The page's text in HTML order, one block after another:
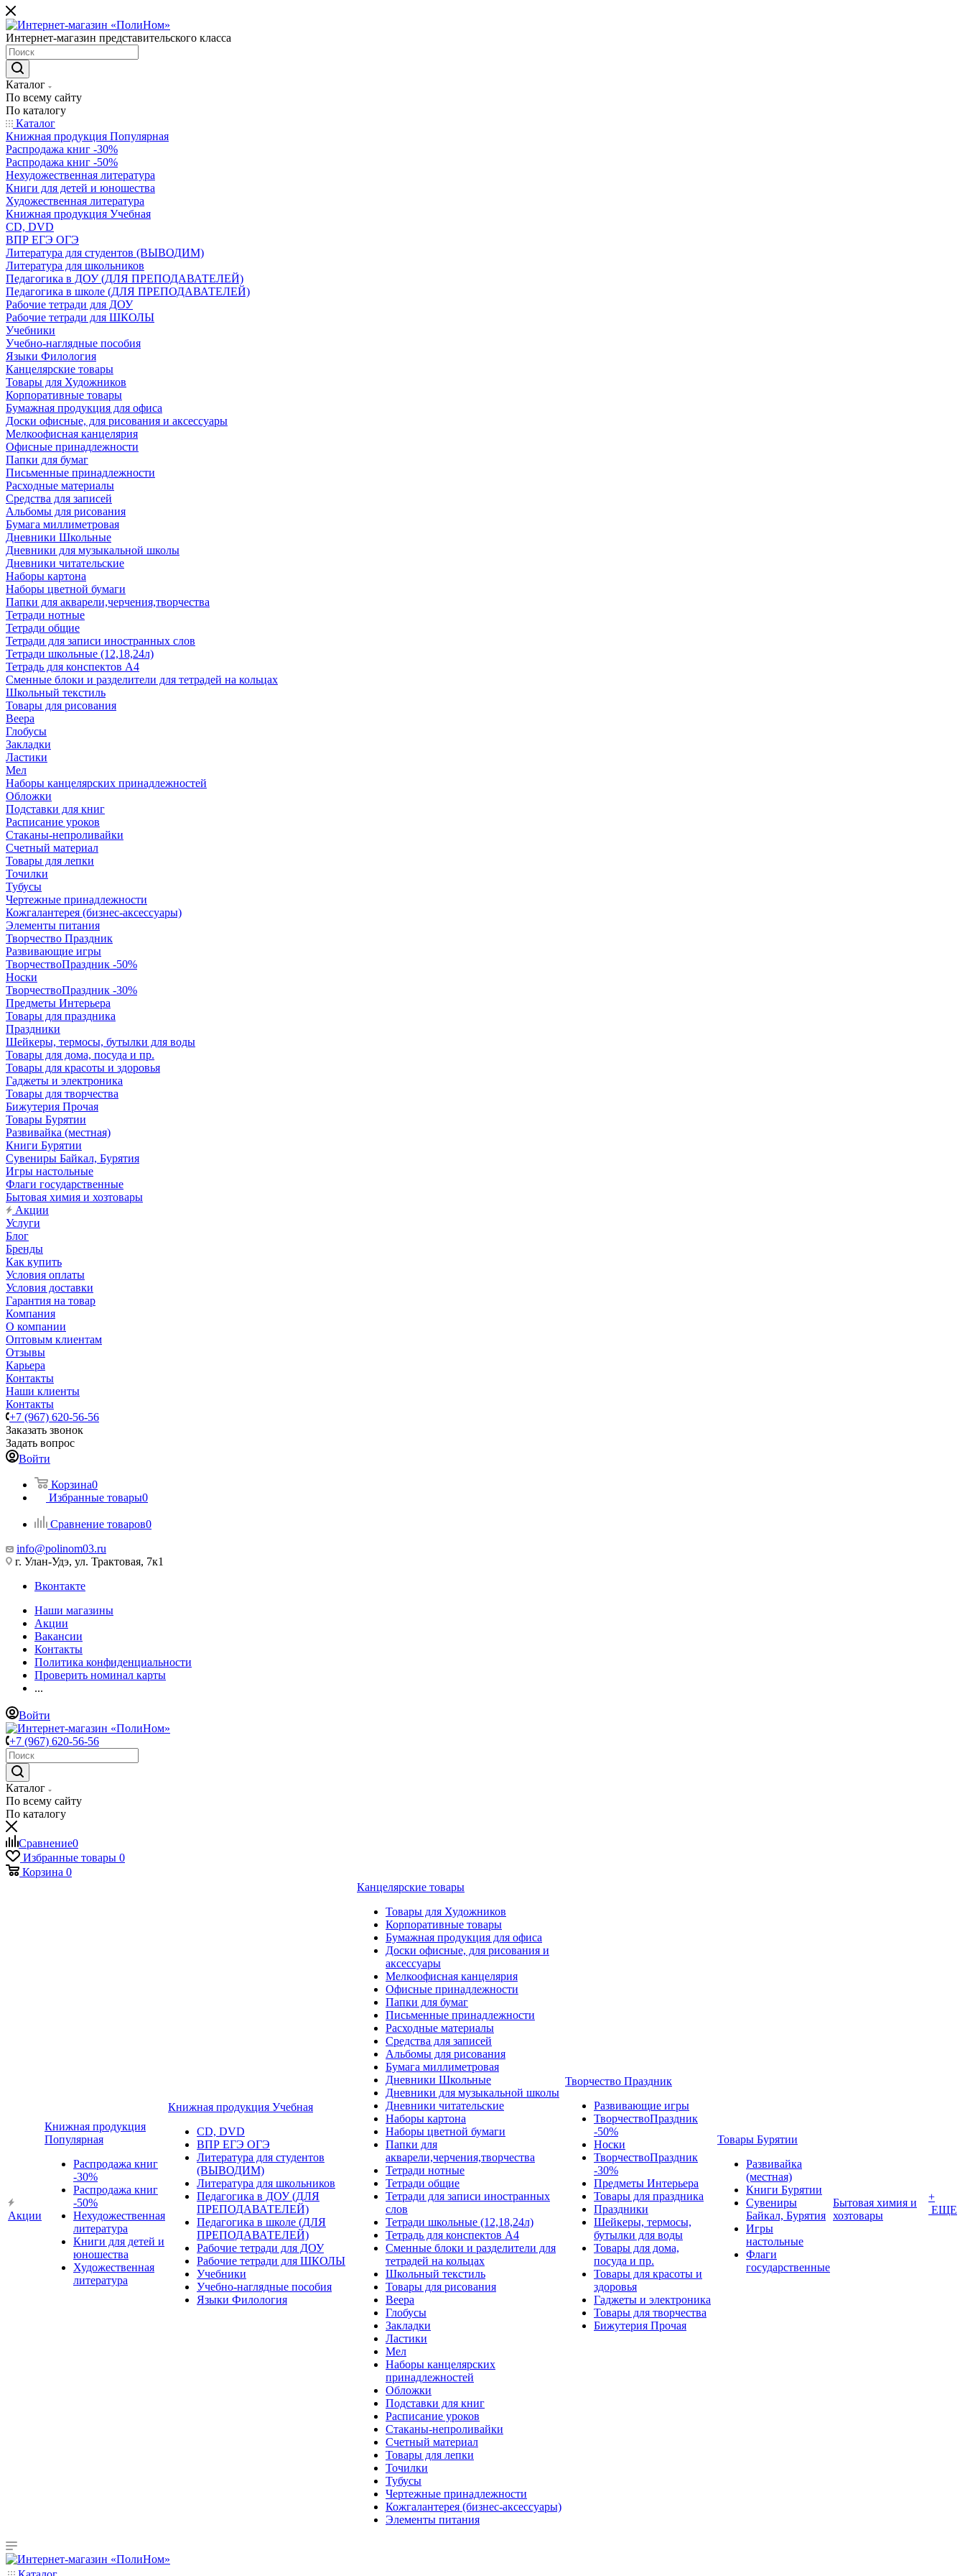
Интернет-магазин представительского класса
Каталог
По всему сайту
По каталогу
Каталог
Книжная продукция Популярная
Распродажа книг -30%
Распродажа книг -50%
Нехудожественная литература
Книги для детей и юношества
Художественная литература
Книжная продукция Учебная
CD, DVD
ВПР ЕГЭ ОГЭ
Литература для студентов (ВЫВОДИМ)
Литература для школьников
Педагогика в ДОУ (ДЛЯ ПРЕПОДАВАТЕЛЕЙ)
Педагогика в школе (ДЛЯ ПРЕПОДАВАТЕЛЕЙ)
Рабочие тетради для ДОУ
Рабочие тетради для ШКОЛЫ
Учебники
Учебно-наглядные пособия
Языки Филология
Канцелярские товары
Товары для Художников
Корпоративные товары
Бумажная продукция для офиса
Доски офисные, для рисования и аксессуары
Мелкоофисная канцелярия
Офисные принадлежности
Папки для бумаг
Письменные принадлежности
Расходные материалы
Средства для записей
Альбомы для рисования
Бумага миллиметровая
Дневники Школьные
Дневники для музыкальной школы
Дневники читательские
Наборы картона
Наборы цветной бумаги
Папки для акварели,черчения,творчества
Тетради нотные
Тетради общие
Тетради для записи иностранных слов
Тетради школьные (12,18,24л)
Тетрадь для конспектов А4
Сменные блоки и разделители для тетрадей на кольцах
Школьный текстиль
Товары для рисования
Веера
Глобусы
Закладки
Ластики
Мел
Наборы канцелярских принадлежностей
Обложки
Подставки для книг
Расписание уроков
Стаканы-непроливайки
Счетный материал
Товары для лепки
Точилки
Тубусы
Чертежные принадлежности
Кожгалантерея (бизнес-аксессуары)
Элементы питания
Творчество Праздник
Развивающие игры
ТворчествоПраздник -50%
Носки
ТворчествоПраздник -30%
Предметы Интерьера
Товары для праздника
Праздники
Шейкеры, термосы, бутылки для воды
Товары для дома, посуда и пр.
Товары для красоты и здоровья
Гаджеты и электроника
Товары для творчества
Бижутерия Прочая
Товары Бурятии
Развивайка (местная)
Книги Бурятии
Сувениры Байкал, Бурятия
Игры настольные
Флаги государственные
Бытовая химия и хозтовары
Акции
Услуги
Блог
Бренды
Как купить
Условия оплаты
Условия доставки
Гарантия на товар
Компания
О компании
Оптовым клиентам
Отзывы
Карьера
Контакты
Наши клиенты
Контакты
+7 (967) 620-56-56
Заказать звонок
Задать вопрос
Войти
Корзина0
Избранные товары0
Сравнение товаров0
info@polinom03.ru
г. Улан-Удэ, ул. Трактовая, 7к1
Вконтакте
Наши магазины
Акции
Вакансии
Контакты
Политика конфиденциальности
Проверить номинал карты
...
Войти
+7 (967) 620-56-56
Каталог
По всему сайту
По каталогу
Сравнение0
Избранные товары 0
Корзина 0
Акции
Книжная продукция
Популярная
Распродажа книг
-30%
Распродажа книг
-50%
Нехудожественная
литература
Книги для детей и
юношества
Художественная
литература
Книжная продукция Учебная
CD, DVD
ВПР ЕГЭ ОГЭ
Литература для студентов
(ВЫВОДИМ)
Литература для школьников
Педагогика в ДОУ (ДЛЯ
ПРЕПОДАВАТЕЛЕЙ)
Педагогика в школе (ДЛЯ
ПРЕПОДАВАТЕЛЕЙ)
Рабочие тетради для ДОУ
Рабочие тетради для ШКОЛЫ
Учебники
Учебно-наглядные пособия
Языки Филология
Канцелярские товары
Товары для Художников
Корпоративные товары
Бумажная продукция для офиса
Доски офисные, для рисования и
аксессуары
Мелкоофисная канцелярия
Офисные принадлежности
Папки для бумаг
Письменные принадлежности
Расходные материалы
Средства для записей
Альбомы для рисования
Бумага миллиметровая
Дневники Школьные
Дневники для музыкальной школы
Дневники читательские
Наборы картона
Наборы цветной бумаги
Папки для
акварели,черчения,творчества
Тетради нотные
Тетради общие
Тетради для записи иностранных
слов
Тетради школьные (12,18,24л)
Тетрадь для конспектов А4
Сменные блоки и разделители для
тетрадей на кольцах
Школьный текстиль
Товары для рисования
Веера
Глобусы
Закладки
Ластики
Мел
Наборы канцелярских
принадлежностей
Обложки
Подставки для книг
Расписание уроков
Стаканы-непроливайки
Счетный материал
Товары для лепки
Точилки
Тубусы
Чертежные принадлежности
Кожгалантерея (бизнес-аксессуары)
Элементы питания
Творчество Праздник
Развивающие игры
ТворчествоПраздник
-50%
Носки
ТворчествоПраздник
-30%
Предметы Интерьера
Товары для праздника
Праздники
Шейкеры, термосы,
бутылки для воды
Товары для дома,
посуда и пр.
Товары для красоты и
здоровья
Гаджеты и электроника
Товары для творчества
Бижутерия Прочая
Товары Бурятии
Развивайка
(местная)
Книги Бурятии
Сувениры
Байкал, Бурятия
Игры
настольные
Флаги
государственные
Бытовая химия и
хозтовары
+
ЕЩЕ